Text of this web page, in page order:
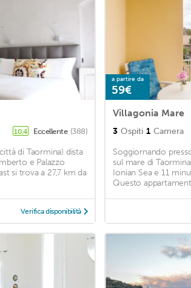
10,4 Eccellente (388)
di Taormina) dista
e Palazzo
si trova a 27,7 km da
Verifica disponibilità
a partire da
59€
Villagonia Mare
3 Ospiti 1 Camera
Soggiornando
sul mare di
Ionian Sea e 11
Questo